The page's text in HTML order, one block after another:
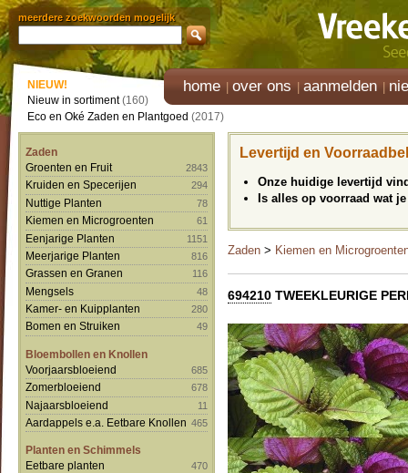
meerdere zoekwoorden mogelijk
home over ons aanmelden
NIEUW!
Nieuw in sortiment(160)
Eco en Oké Zaden en Plantgoed (2017)
Zaden
Groenten en Fruit
2843
Kruiden en Specerijen 294
Nuttige Planten 78
Kiemen en Microgroenten 61
Eenjarige Planten 1151
Meerjarige Planten 816
Grassen en Granen 116
Mengsels 48
Kamer- en Kuipplanten 280
Bomen en Struiken 49
Bloembollen en Knollen
Voorjaarsbloeiend
685
Zomerbloeiend 678
Najaarsbloeiend 11
Aardappels e.a. Eetbare Knollen 465
Planten en Schimmels
Eetbare planten
470
Levertijd en
Onze huidige levertijd
Is alles op voorraad wat
Zaden > Kiemen en
694210 TWEEKLEURIGE